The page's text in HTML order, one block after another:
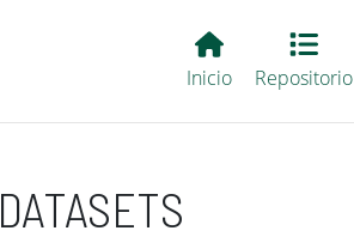
Main EvALL
Inicio Repositorio
DATASETS